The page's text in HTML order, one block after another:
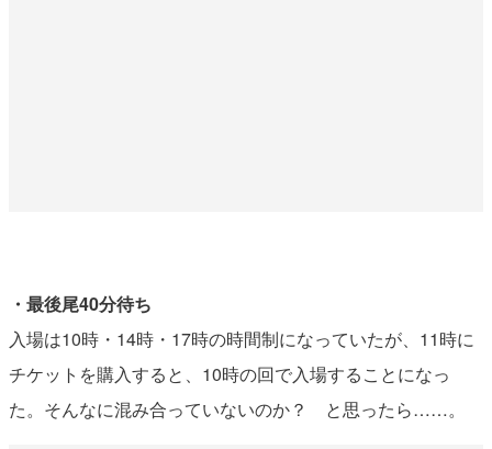
・最後尾40分待ち
入場は10時・14時・17時の時間制になっていたが、11時に
チケットを購入すると、10時の回で入場することになっ
た。そんなに混み合っていないのか？ と思ったら……。